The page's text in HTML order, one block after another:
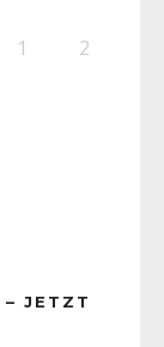
1 2
– JETZT